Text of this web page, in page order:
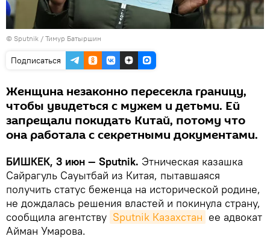
© Sputnik / Тимур Батыршин
Подписаться
Женщина незаконно пересекла границу,
чтобы увидеться с мужем и детьми. Ей
запрещали покидать Китай, потому что
она работала с секретными документами.
БИШКЕК, 3 июн — Sputnik. Этническая казашка
Сайрагуль Сауытбай из Китая, пытавшаяся
получить статус беженца на исторической родине,
не дождалась решения властей и покинула страну,
сообщила агентству Sputnik Казахстан ее адвокат
Айман Умарова.